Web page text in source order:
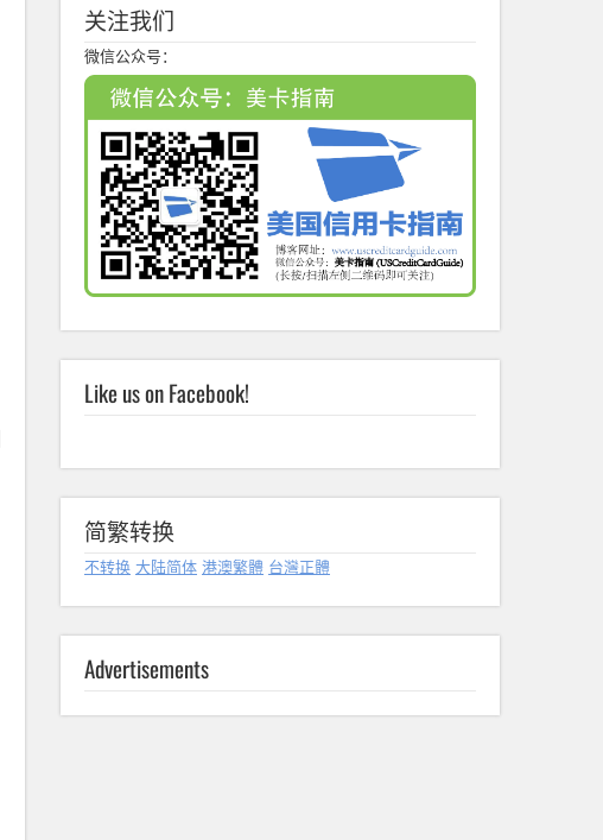
关注我们
微信公众号：
Like us on Facebook!
简繁转换
不转换 大陆简体 港澳繁體 台灣正體
Advertisements